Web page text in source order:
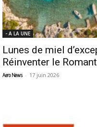
- A LA UNE
Lunes de miel
Réinventer le
Aero News - 17 juin 2026